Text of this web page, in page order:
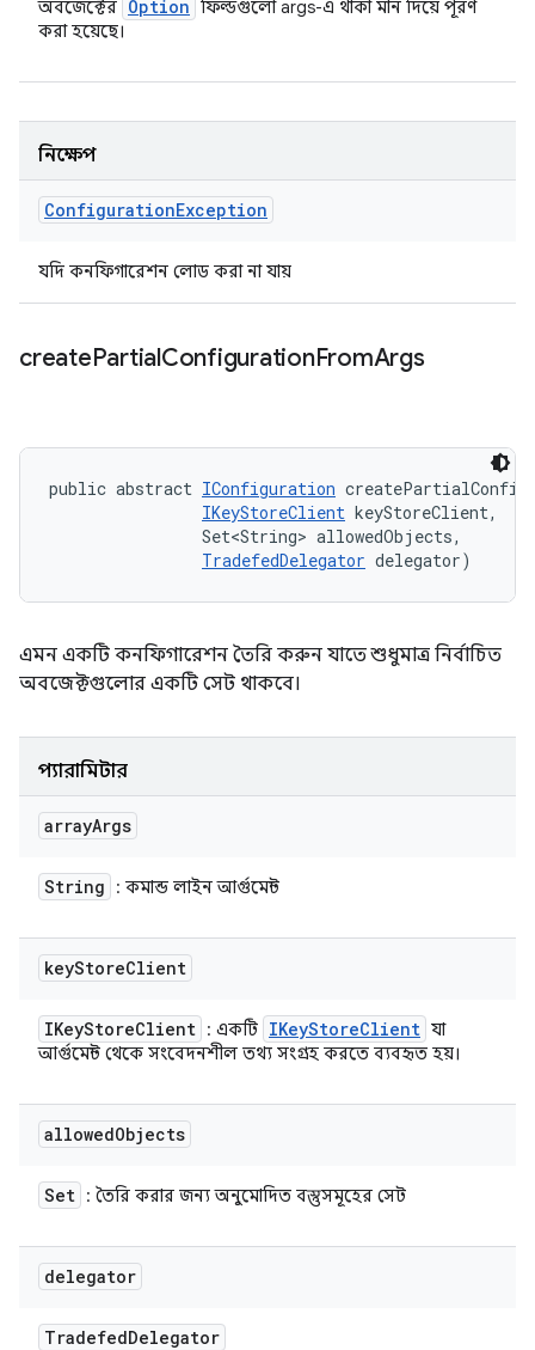
অবজেক্টের Option ফিল্ডগুলো args-এ থাকা মান দিয়ে পূরণ
করা হয়েছে।
নিক্ষেপ
ConfigurationException
যদি কনফিগারেশন লোড করা না যায়
createPartialConfigurationFromArgs
public abstract IConfiguration
IKeyStoreClient keyStoreClient,
                Set<String> allowedObjects,
TradefedDelegator delegator)
এমন একটি কনফিগারেশন তৈরি করুন যাতে শুধুমাত্র নির্বাচিত
অবজেক্টগুলোর একটি সেট থাকবে।
প্যারামিটার
arrayArgs
String : কমান্ড লাইন আর্গুমেন্ট
keyStoreClient
IKeyStoreClient : একটি IKeyStoreClient যা
আর্গুমেন্ট থেকে সংবেদনশীল তথ্য সংগ্রহ করতে ব্যবহৃত হয়।
allowedObjects
Set : তৈরি করার জন্য অনুমোদিত বস্তুসমূহের সেট
delegator
TradefedDelegator